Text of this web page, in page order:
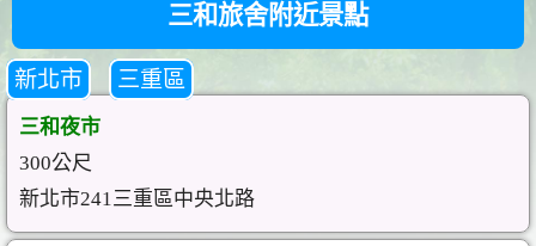
三和旅舍附近景點
新北市 三重區
三和夜市
300公尺
新北市241三重區中央北路